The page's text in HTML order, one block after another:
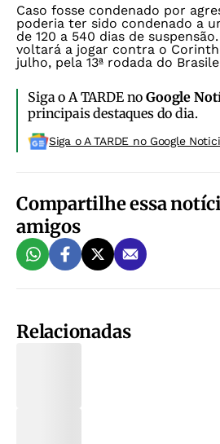
Caso fosse condenado por
poderia ter sido condenado a
de 120 a 540 dias de
voltará a jogar contra o
julho, pela 13ª rodada do
Siga o A TARDE noGoogle
principais destaques do dia.
Siga o A TARDE no Google
Compartilhe essa
amigos
Relacionadas